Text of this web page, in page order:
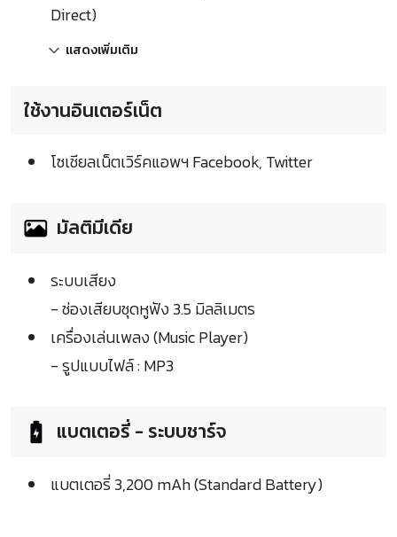
Direct)
แสดงเพิ่มเติม
ใช้งานอินเตอร์เน็ต
โซเชียลเน็ตเวิร์คแอพฯ Facebook, Twitter
มัลติมีเดีย
ระบบเสียง
- ช่องเสียบชุดหูฟัง 3.5 มิลลิเมตร
เครื่องเล่นเพลง (Music Player)
- รูปแบบไฟล์ : MP3
แบตเตอรี่ - ระบบชาร์จ
แบตเตอรี่ 3,200 mAh (Standard Battery)